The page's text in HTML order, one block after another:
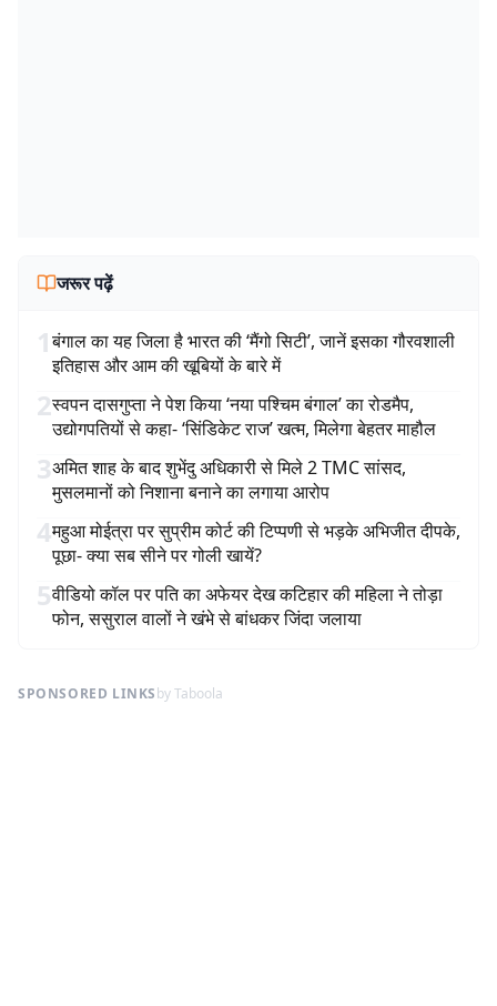
जरूर पढ़ें
1बंगाल का यह जिला है भारत की ‘मैंगो सिटी’, जानें इसका गौरवशाली
इतिहास और आम की खूबियों के बारे में
2स्वपन दासगुप्ता ने पेश किया ‘नया पश्चिम बंगाल’ का रोडमैप,
उद्योगपतियों से कहा- ‘सिंडिकेट राज’ खत्म, मिलेगा बेहतर माहौल
3अमित शाह के बाद शुभेंदु अधिकारी से मिले 2 TMC सांसद,
मुसलमानों को निशाना बनाने का लगाया आरोप
4महुआ मोईत्रा पर सुप्रीम कोर्ट की टिप्पणी से भड़के अभिजीत दीपके,
पूछा- क्या सब सीने पर गोली खायें?
5वीडियो कॉल पर पति का अफेयर देख कटिहार की महिला ने तोड़ा
फोन, ससुराल वालों ने खंभे से बांधकर जिंदा जलाया
SPONSORED LINKSby Taboola